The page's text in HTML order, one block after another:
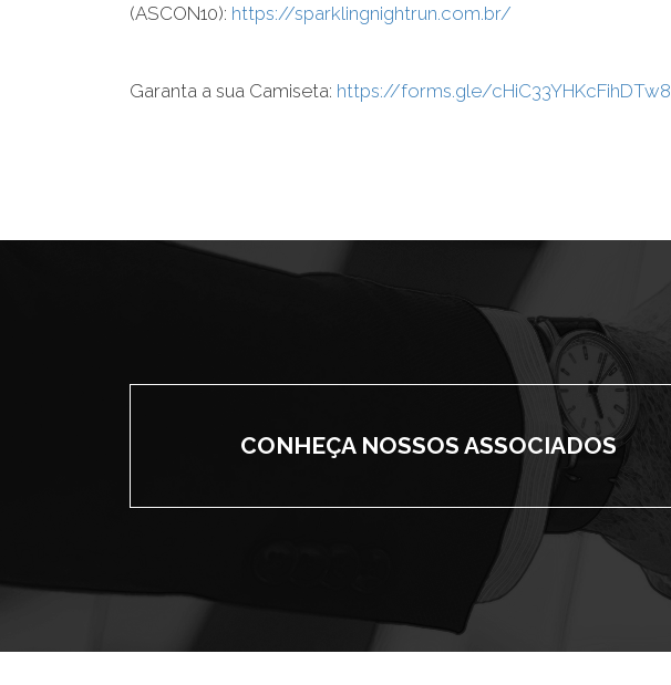
(ASCON10): https://sparklingnightrun.com.br/
Garanta a sua Camiseta: https://forms.gle/cHiC33YHKcFihDTw8
CONHEÇA NOSSOS ASSOCIADOS